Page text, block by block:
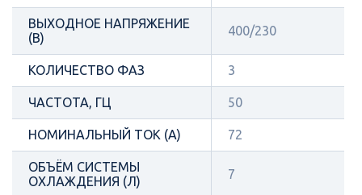
ВЫХОДНОЕ НАПРЯЖЕНИЕ
(В)
400/230
КОЛИЧЕСТВО ФАЗ 3
ЧАСТОТА, ГЦ 50
НОМИНАЛЬНЫЙ ТОК (А) 72
ОБЪЁМ СИСТЕМЫ
ОХЛАЖДЕНИЯ (Л)
7